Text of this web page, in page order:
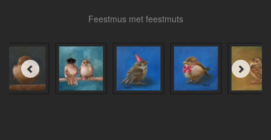
Feestmus met feestmuts